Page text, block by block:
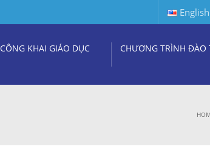
English
CÔNG KHAI GIÁO DỤC CHƯƠNG TRÌNH ĐÀO